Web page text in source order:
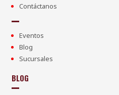
Contáctanos
Eventos
Blog
Sucursales
BLOG